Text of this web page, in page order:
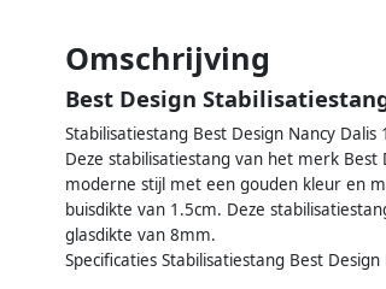
Omschrijving
Best Design
Stabilisatiestang Best Design Nancy
Deze stabilisatiestang van het merk
moderne stijl met een gouden kleur en
buisdikte van 1.5cm. Deze
glasdikte van 8mm.
Specificaties Stabilisatiestang Best